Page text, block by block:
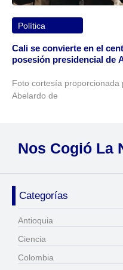
Política
Cali se convierte en el
posesión presidencial de
Foto cortesía
Abelardo de
Nos Cogió La
Categorías
Antioquia
Ciencia
Colombia